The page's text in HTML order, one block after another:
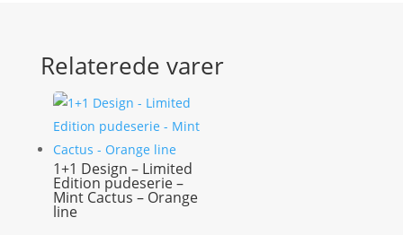
Relaterede varer
1+1 Design – Limited
Edition pudeserie –
Mint Cactus – Orange
line